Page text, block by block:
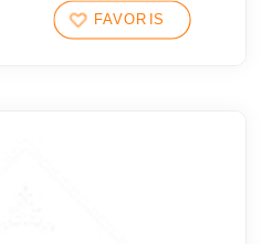
FAVORIS